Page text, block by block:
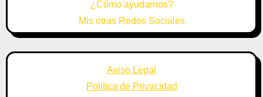
¿Cómo ayudarnos?
Mis otras Redes Sociales
Aviso Legal
Política de Privacidad